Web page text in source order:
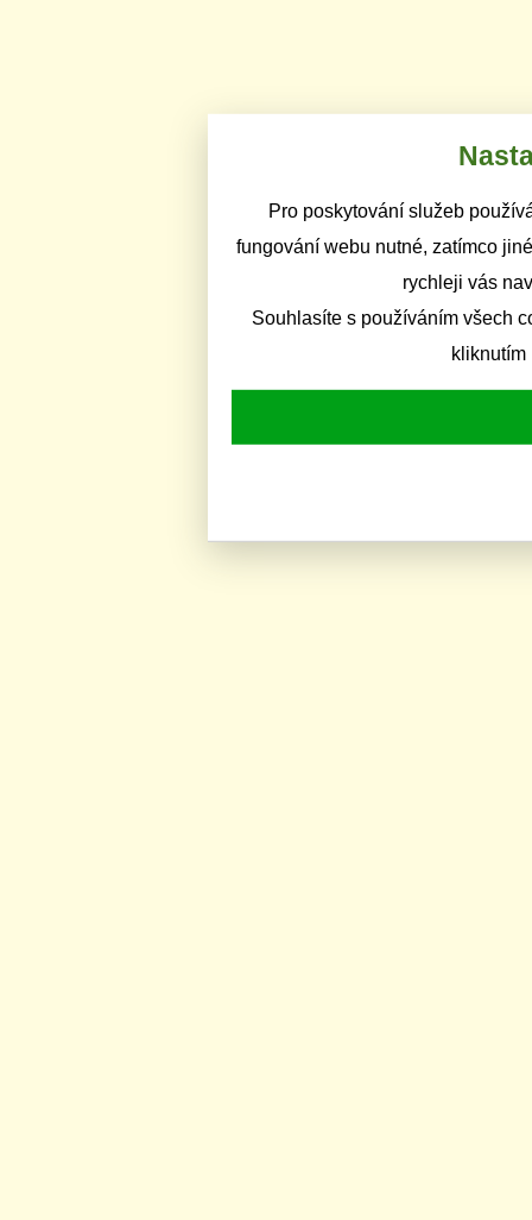
Pro poskytování služeb
fungování webu nutné, zatímco
rychleji vás
Souhlasíte s používáním všech
kliknutím